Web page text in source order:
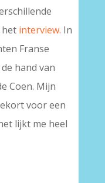
het interview. In
Franse
hand van
Coen. Mijn
voor een
lijkt me heel